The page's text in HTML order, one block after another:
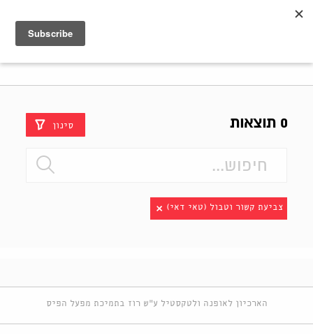
0 תוצאות סינון
צביעת קשור וטבול (טאי דאי)
הארכיון לאופנה ולטקסטיל ע"ש רוז בתמיכת מפעל הפיס